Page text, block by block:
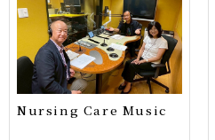
Nursing Care Music